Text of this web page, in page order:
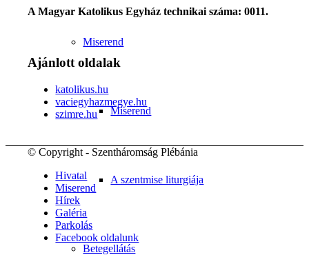
Miserend
Miserend
A szentmise liturgiája
Betegellátás
A Magyar Katolikus Egyház technikai száma: 0011.
Ajánlott oldalak
katolikus.hu
vaciegyhazmegye.hu
szimre.hu
© Copyright - Szentháromság Plébánia
Hivatal
Miserend
Hírek
Galéria
Parkolás
Facebook oldalunk